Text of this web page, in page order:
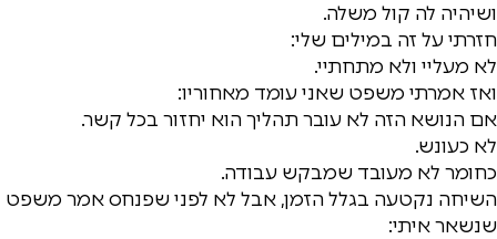
ושיהיה לה קול משלה.
חזרתי על זה במילים שלי:
לא מעליי ולא מתחתיי.
ואז אמרתי משפט שאני עומד מאחוריו:
אם הנושא הזה לא עובר תהליך הוא יחזור בכל קשר.
לא כעונש.
כחומר לא מעובד שמבקש עבודה.
השיחה נקטעה בגלל הזמן, אבל לא לפני שפנחס אמר משפט
שנשאר איתי: